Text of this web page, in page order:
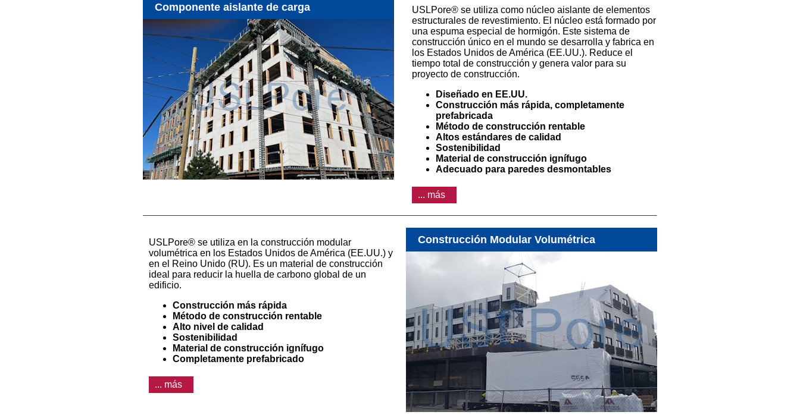
Componente aislante de carga
USLPore® se utiliza como núcleo aislante de elementos
estructurales de revestimiento. El núcleo está formado por
una espuma especial de hormigón. Este sistema de
construcción único en el mundo se desarrolla y fabrica en
los Estados Unidos de América (EE.UU.). Reduce el
tiempo total de construcción y genera valor para su
proyecto de construcción.
Diseñado en EE.UU.
Construcción más rápida, completamente
prefabricada
Método de construcción rentable
Altos estándares de calidad
Sostenibilidad
Material de construcción ignífugo
Adecuado para paredes desmontables
... más
USLPore® se utiliza en la construcción modular
volumétrica en los Estados Unidos de América (EE.UU.) y
en el Reino Unido (RU). Es un material de construcción
ideal para reducir la huella de carbono global de un
edificio.
Construcción más rápida
Método de construcción rentable
Alto nivel de calidad
Sostenibilidad
Material de construcción ignífugo
Completamente prefabricado
... más
Construcción Modular Volumétrica